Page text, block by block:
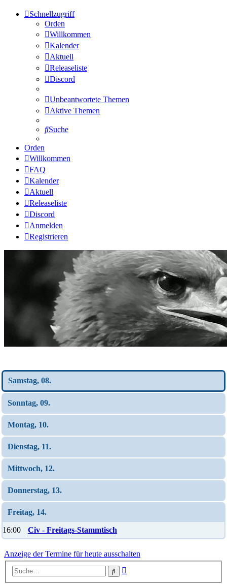
Schnellzugriff
Orden
Willkommen
Kalender
Aktuell
Releaseliste
Discord
Unbeantwortete Themen
Aktive Themen
Suche
Orden
Willkommen
FAQ
Kalender
Aktuell
Releaseliste
Discord
Anmelden
Registrieren
Samstag, 08.
Sonntag, 09.
Montag, 10.
Dienstag, 11.
Mittwoch, 12.
Donnerstag, 13.
Freitag, 14.
16:00 Civ - Freitags-Stammtisch
Anzeige der Termine für heute ausschalten
Suche